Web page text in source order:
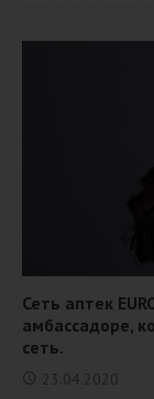
Сеть аптек
амбассадоре,
сеть.
23.04.2020